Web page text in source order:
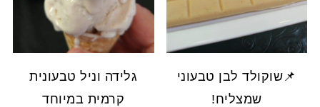
📌שוקולד לבן טבעוני
שמצליח!
גלידה וניל טבעונית
קרמית במיוחד